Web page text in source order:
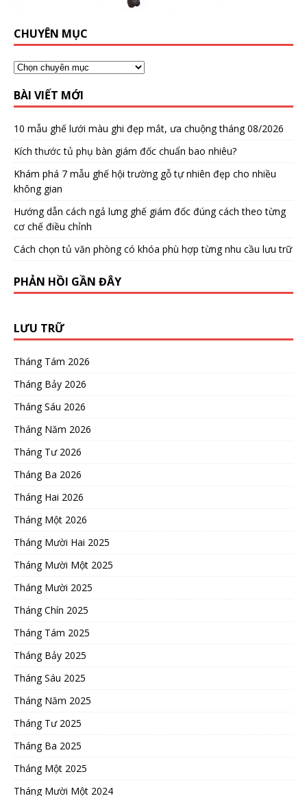
CHUYÊN MỤC
BÀI VIẾT MỚI
10 mẫu ghế lưới màu ghi đẹp mắt, ưa chuộng tháng 08/2026
Kích thước tủ phụ bàn giám đốc chuẩn bao nhiêu?
Khám phá 7 mẫu ghế hội trường gỗ tự nhiên đẹp cho nhiều
không gian
Hướng dẫn cách ngả lưng ghế giám đốc đúng cách theo từng
cơ chế điều chỉnh
Cách chọn tủ văn phòng có khóa phù hợp từng nhu cầu lưu trữ
PHẢN HỒI GẦN ĐÂY
LƯU TRỮ
Tháng Tám 2026
Tháng Bảy 2026
Tháng Sáu 2026
Tháng Năm 2026
Tháng Tư 2026
Tháng Ba 2026
Tháng Hai 2026
Tháng Một 2026
Tháng Mười Hai 2025
Tháng Mười Một 2025
Tháng Mười 2025
Tháng Chín 2025
Tháng Tám 2025
Tháng Bảy 2025
Tháng Sáu 2025
Tháng Năm 2025
Tháng Tư 2025
Tháng Ba 2025
Tháng Một 2025
Tháng Mười Một 2024